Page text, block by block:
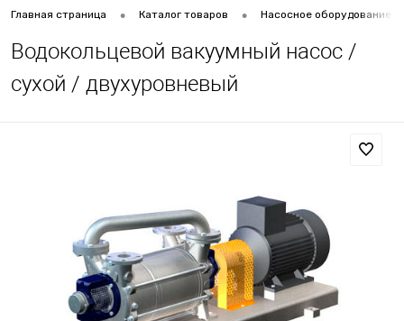
Главная страница • Каталог товаров • Насосное оборудование
Водокольцевой вакуумный насос /
сухой / двухуровневый